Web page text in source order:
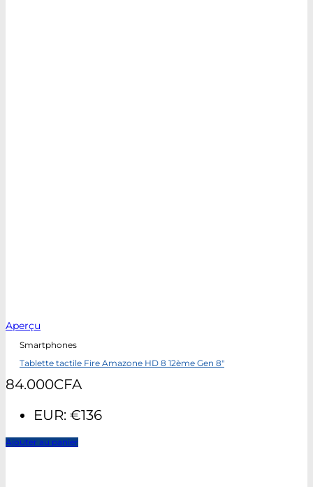
Aperçu
Smartphones
Tablette tactile Fire Amazone HD 8 12ème Gen 8″
84.000CFA
EUR: €136
Ajouter au panier